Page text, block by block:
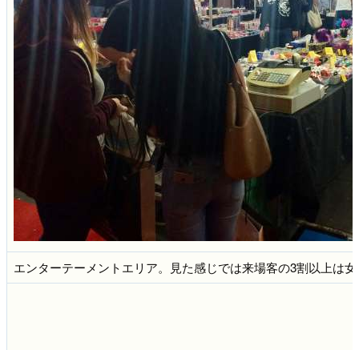
エンターテーメントエリア。見た感じでは来場客の3割以上は